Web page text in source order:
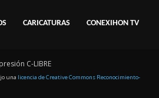
CARICATURAS CONEXIHON TV
C-LIBRE
una licencia de Creative Commons Reconocimiento-